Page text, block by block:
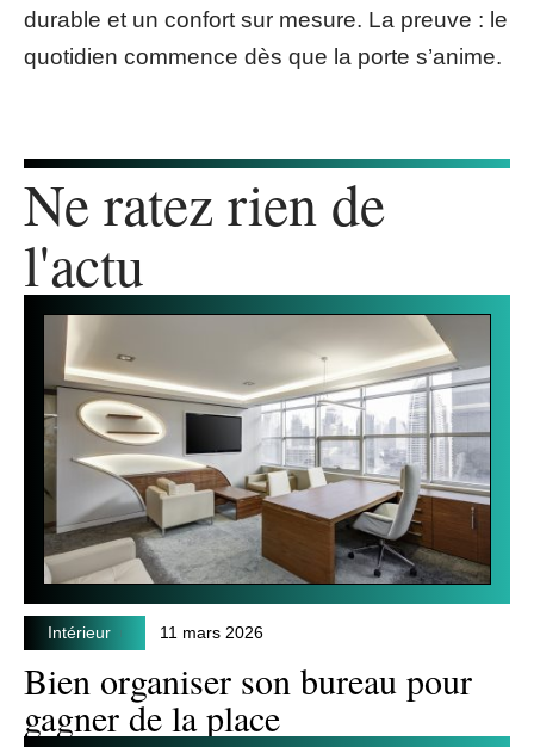
durable et un confort sur mesure. La preuve : le
quotidien commence dès que la porte s’anime.
Ne ratez rien de
l'actu
Intérieur 11 mars 2026
Bien organiser son bureau pour
gagner de la place